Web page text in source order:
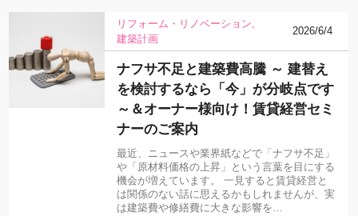
リフォーム・リノベーション
建築計画
2026/6/4
ナフサ不足と建築費高騰 ～ 建替え
を検討するなら「今」が分岐点です
～＆オーナー様向け！賃貸経営セミ
ナーのご案内
最近、ニュースや業界紙などで「ナフサ不足」
や「原材料価格の上昇」という言葉を目にする
機会が増えています。 一見すると賃貸経営と
は関係のない話に思えるかもしれませんが、実
は建築費や修繕費に大きな影響を…